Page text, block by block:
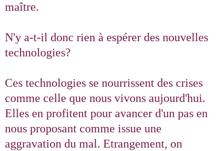
maître.
N'y a-t‑il donc rien à espérer des nouvelles
technologies?
Ces technologies se nourrissent des crises
comme celle que nous vivons aujourd'hui.
Elles en profitent pour avancer d'un pas en
nous proposant comme issue une
aggravation du mal. Etrangement, on